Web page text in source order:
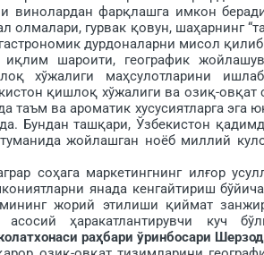
винолардан фарқлашга имкон
олмалари, гурвак қовун, шаҳарнинг
дурдоналарни мисол
шароити, географик
хўжалиги маҳсулотларини
қишлоқ хўжалиги ва озиқ-
таъм ва ароматик хусусиятларга
Бундан ташқари, Ўзбекистон
жойлашган ноёб миллий
соҳага маркетингнинг илғор
янада кенгайтириш
жорий этилиши қиймат
асосий ҳаракатлантирувчи
раҳбари ўринбосари